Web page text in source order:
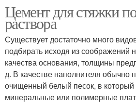
Цемент для стяжки
раствора
Существует достаточно много
подбирать исходя из соображений
качества основания, толщины
д. В качестве наполнителя обычно
очищенный белый песок, в
минеральные или полимерные